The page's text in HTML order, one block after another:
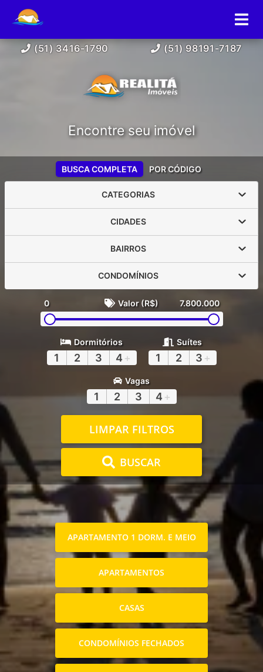
(51) 3416-1790 (51) 98191-7187
Encontre seu imóvel
BUSCA COMPLETA POR CÓDIGO
CATEGORIAS
CIDADES
BAIRROS
CONDOMÍNIOS
0 Valor (R$) 7.800.000
Dormitórios
1 2 3 4 +
Suítes
1 2 3 +
Vagas
1 2 3 4 +
LIMPAR FILTROS
BUSCAR
APARTAMENTO 1 DORM. E MEIO
APARTAMENTOS
CASAS
CONDOMÍNIOS FECHADOS